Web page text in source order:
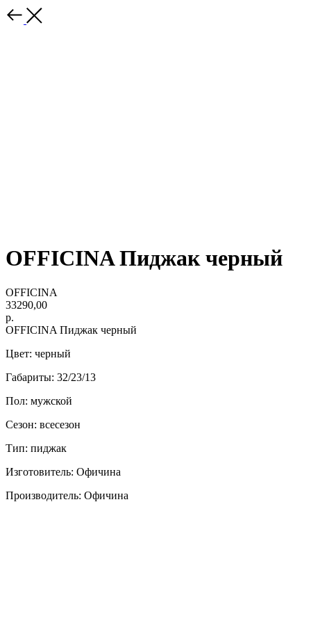
OFFICINA Пиджак черный
OFFICINA
33290,00
р.
OFFICINA Пиджак черный
Цвет: черный
Габариты: 32/23/13
Пол: мужской
Сезон: всесезон
Тип: пиджак
Изготовитель: Офичина
Производитель: Офичина